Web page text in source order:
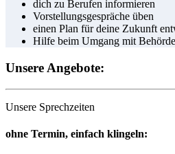
dich zu Berufen informieren
Vorstellungsgespräche üben
einen Plan für deine Zukunft
Hilfe beim Umgang mit
Unsere Angebote:
Unsere Sprechzeiten
ohne Termin, einfach klingeln: